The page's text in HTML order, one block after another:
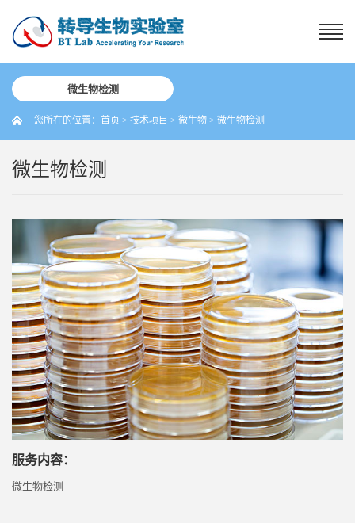
微生物检测
您所在的位置： 首页 > 技术项目 > 微生物 > 微生物检测
微生物检测
服务内容：
微生物检测